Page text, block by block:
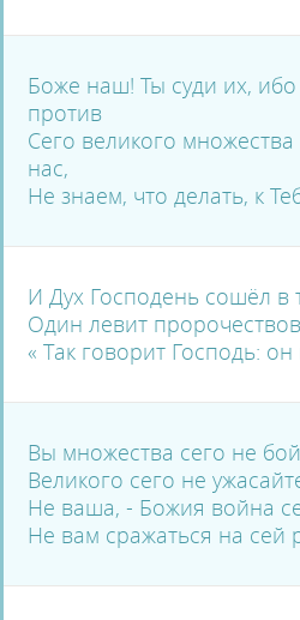
Боже наш! Ты суди их,
против
Сего великого
нас,
Не знаем, что делать, к
И Дух Господень сошёл в
Один левит
« Так говорит Господь: он
Вы множества сего не
Великого сего не
Не ваша, - Божия война
Не вам сражаться на сей